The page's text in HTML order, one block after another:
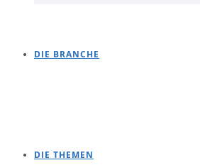
DIE BRANCHE
DIE THEMEN